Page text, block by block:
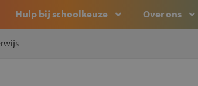
Hulp bij schoolkeuze Over ons